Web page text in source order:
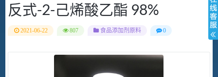
反式-2-己烯酸乙酯 98%
2021-06-22 807 食品添加剂原料 0